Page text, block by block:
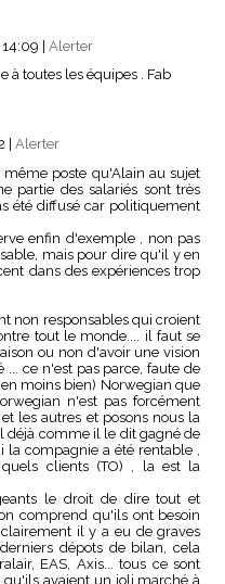
| Alerter
à toutes les équipes . Fab
Alerter
poste qu'Alain au sujet
partie des salariés sont très
été diffusé car politiquement
enfin d'exemple , non pas
mais pour dire qu'il y en
dans des expériences trop
non responsables qui croient
tout le monde.... il faut se
ou non d'avoir une vision
ce n'est pas parce, faute de
moins bien) Norwegian que
n'est pas forcément
les autres et posons nous la
déjà comme il le dit gagné de
compagnie a été rentable ,
clients (TO) , la est la
le droit de dire tout et
comprend qu'ils ont besoin
il y a eu de graves
dépots de bilan, cela
EAS, Axis... tous ce sont
avaient un joli marché à